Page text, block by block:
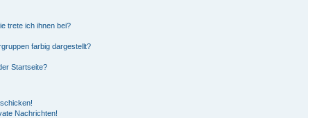
trete ich ihnen bei?
farbig dargestellt?
Startseite?
Nachrichten!